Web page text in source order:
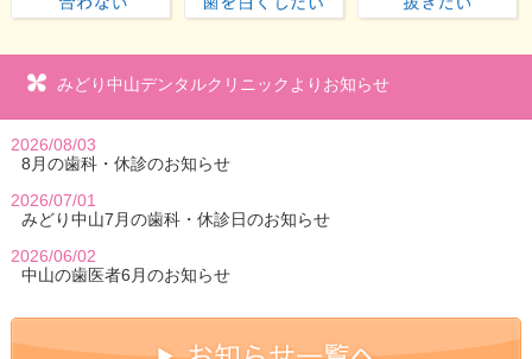
入れ歯が壊れた・合わない虫歯が気になる・歯を
みどり中山デンタルクリニックよりお知らせ
2026/08/03
8月の歯科・休診のお知らせ
2026/07/01
みどり中山7月の歯科・休診日のお知らせ
2026/06/02
中山の歯医者6月のお知らせ